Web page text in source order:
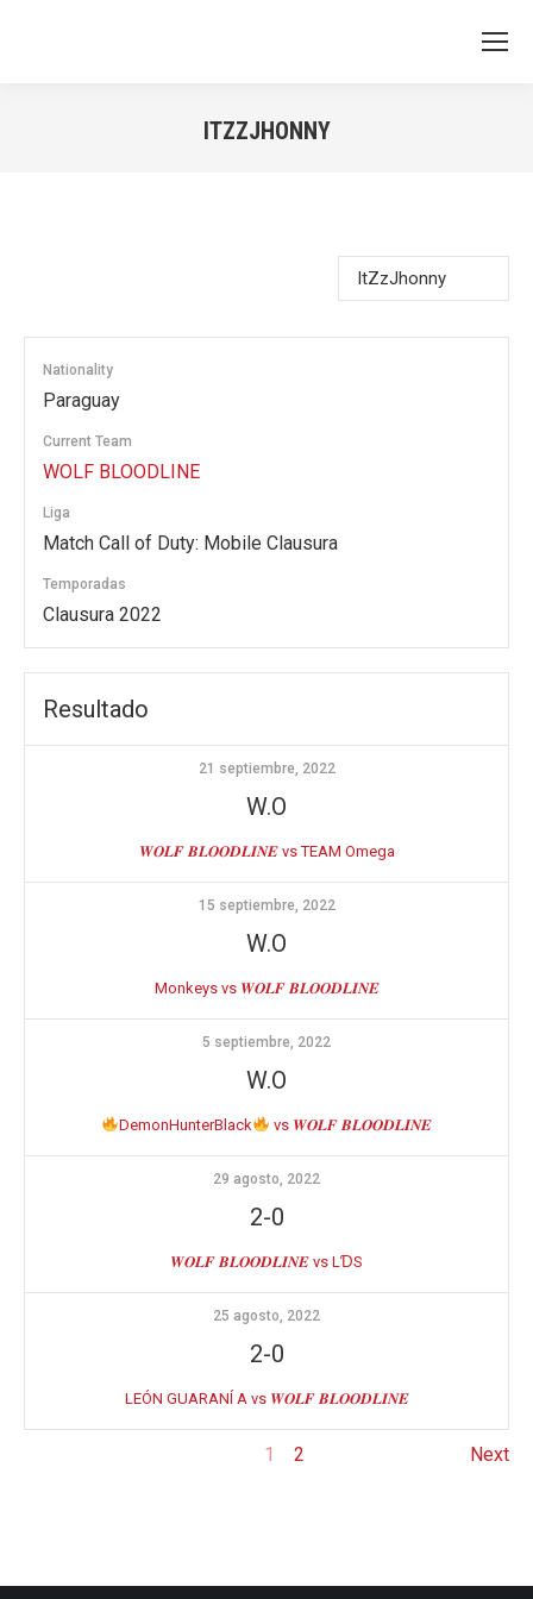
ITZZJHONNY
Nationality
Paraguay
Current Team
WOLF BLOODLINE
Liga
Match Call of Duty: Mobile Clausura
Temporadas
Clausura 2022
Resultado
21 septiembre, 2022
W.O
𝑾𝑶𝑳𝑭 𝑩𝑳𝑶𝑶𝑫𝑳𝑰𝑵𝑬 vs TEAM Omega
15 septiembre, 2022
W.O
Monkeys vs 𝑾𝑶𝑳𝑭 𝑩𝑳𝑶𝑶𝑫𝑳𝑰𝑵𝑬
5 septiembre, 2022
W.O
DemonHunterBlack vs 𝑾𝑶𝑳𝑭 𝑩𝑳𝑶𝑶𝑫𝑳𝑰𝑵𝑬
29 agosto, 2022
2-0
𝑾𝑶𝑳𝑭 𝑩𝑳𝑶𝑶𝑫𝑳𝑰𝑵𝑬 vs LƊS
25 agosto, 2022
2-0
LEÓN GUARANÍ A vs 𝑾𝑶𝑳𝑭 𝑩𝑳𝑶𝑶𝑫𝑳𝑰𝑵𝑬
1 2 Next